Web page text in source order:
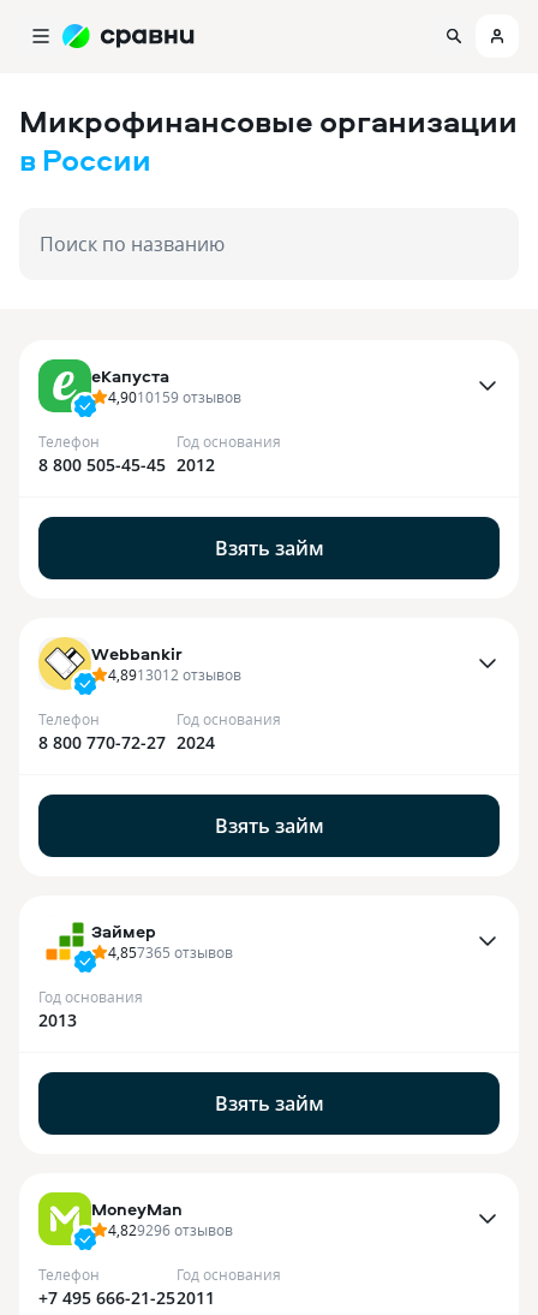
Микрофинансовые организации
в России
Поиск по названию
еКапуста
4,9010159отзывов
Телефон
8 800 505-45-45
Год основания
2012
Взять займ
Webbankir
4,8913012 отзывов
Телефон
8 800 770-72-27
Год основания
2024
Взять займ
Займер
4,857365 отзывов
Год основания
2013
Взять займ
MoneyMan
4,829296отзывов
Телефон
+7 495 666-21-25
Год основания
2011